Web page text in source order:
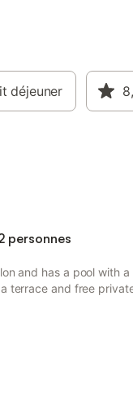
déjeuner
personnes
and has a pool with
terrace and free
guests with a